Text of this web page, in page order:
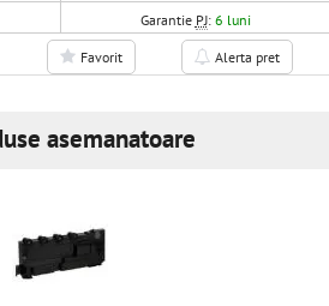
Garantie PJ: 6 luni
Favorit Alerta pret
asemanatoare